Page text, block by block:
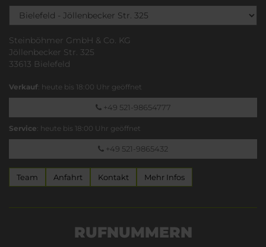
Steinböhmer GmbH & Co. KG
Jöllenbecker Str. 325
33613 Bielefeld
Verkauf: heute bis 18:00 Uhr geöffnet
+49 521-98654777
Service: heute bis 18:00 Uhr geöffnet
+49 521-9865432
Team Anfahrt Kontakt Mehr Infos
RUFNUMMERN